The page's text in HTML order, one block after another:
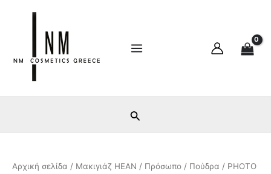
περιεχόμενο
χ
Αρχική σελίδα / Μακιγιάζ HEAN / Πρόσωπο / Πούδρα / PHOTO